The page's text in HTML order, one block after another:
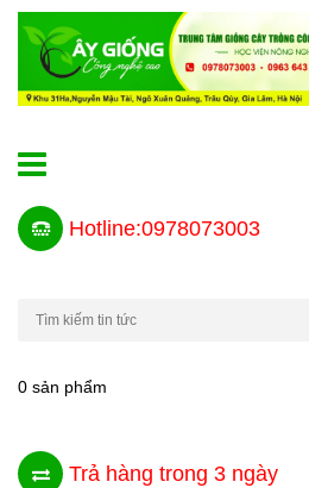
Hotline:0978073003
0 sản phẩm
Trả hàng trong 3 ngày